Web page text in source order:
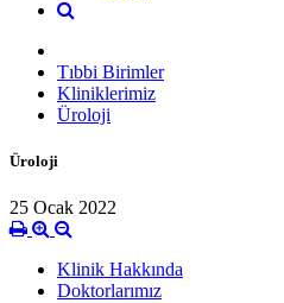
Tıbbi Birimler
Kliniklerimiz
Üroloji
Üroloji
25 Ocak 2022
Klinik Hakkında
Doktorlarımız